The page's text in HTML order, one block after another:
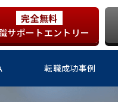
完全無料
サポートエントリー
転職成功事例